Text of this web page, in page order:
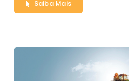
Saiba Mais